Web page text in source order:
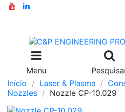
Menu
Início
Laser & Plasma
Nozzles
Nozzle CP-10.029